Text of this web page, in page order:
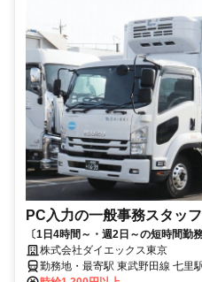
PC入力の一般事務スタッフ
〔1日4時間～・週2日～の短時間
OK！未経験者も歓迎！日勤帯の事務
株式会社ダイエックス東京
勤務地・最寄駅 東武野田線 七里